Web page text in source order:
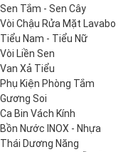
Sen Tắm - Sen Cây
Vòi Chậu Rửa Mặt Lavabo
Tiểu Nam - Tiểu Nữ
Vòi Liền Sen
Van Xả Tiểu
Phụ Kiện Phòng Tắm
Gương Soi
Ca Bin Vách Kính
Bồn Nước INOX - Nhựa
Thái Dương Năng